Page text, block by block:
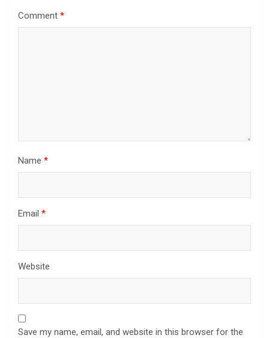
Comment *
Name *
Email *
Website
Save my name, email, and website in this browser for the